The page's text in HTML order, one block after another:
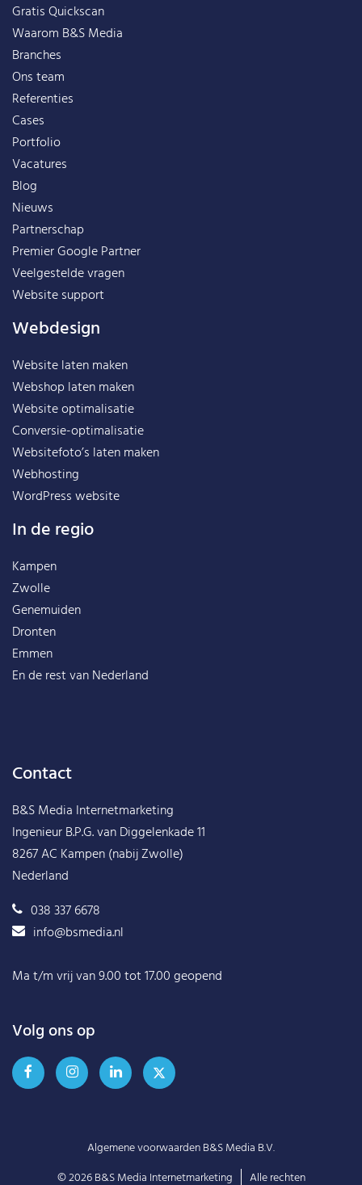
Gratis Quickscan
Waarom B&S Media
Branches
Ons team
Referenties
Cases
Portfolio
Vacatures
Blog
Nieuws
Partnerschap
Premier Google Partner
Veelgestelde vragen
Website support
Webdesign
Website laten maken
Webshop laten maken
Website optimalisatie
Conversie-optimalisatie
Websitefoto’s laten maken
Webhosting
WordPress website
In de regio
Kampen
Zwolle
Genemuiden
Dronten
Emmen
En de rest vanNederland
Contact
B&S Media Internetmarketing
Ingenieur B.P.G. van Diggelenkade 11
8267 AC Kampen (nabij Zwolle)
Nederland
038 337 6678
info@bsmedia.nl
Ma t/m vrij van 9.00 tot 17.00 geopend
Volg ons op
Algemene voorwaarden B&S Media B.V.
© 2026B&S Media Internetmarketing Alle rechten